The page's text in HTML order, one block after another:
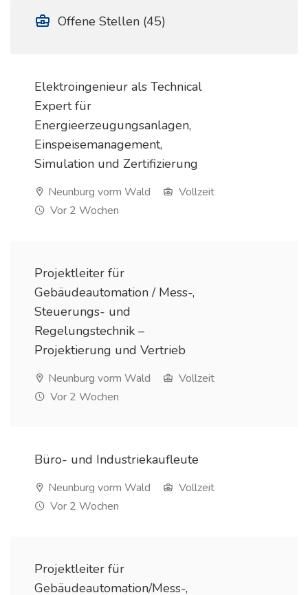
Offene Stellen (45)
Elektroingenieur als Technical
Expert für
Energieerzeugungsanlagen,
Einspeisemanagement,
Simulation und Zertifizierung
Neunburg vorm Wald
Vollzeit
Vor 2 Wochen
Projektleiter für
Gebäudeautomation / Mess-,
Steuerungs- und
Regelungstechnik –
Projektierung und Vertrieb
Neunburg vorm Wald
Vollzeit
Vor 2 Wochen
Büro- und Industriekaufleute
Neunburg vorm Wald
Vollzeit
Vor 2 Wochen
Projektleiter für
Gebäudeautomation/Mess-,